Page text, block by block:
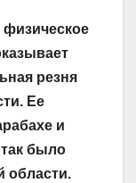
резня
Ее
и
было
области.